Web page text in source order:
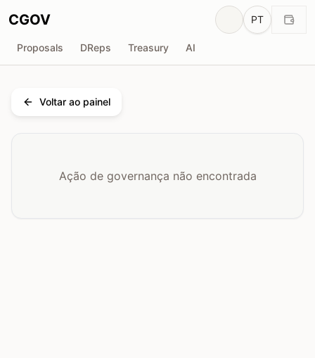
CGOV PT
Proposals DReps Treasury AI
Voltar ao painel
Ação de governança não encontrada